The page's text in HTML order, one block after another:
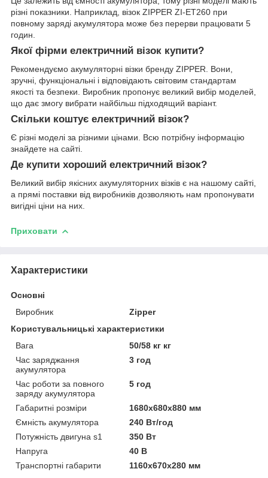
різні показники. Наприклад, візок ZIPPER ZI-ET260 при
повному заряді акумулятора може без перерви працювати 5
годин.
Якої фірми електричний візок купити?
Рекомендуємо акумуляторні візки бренду ZIPPER. Вони,
зручні, функціональні і відповідають світовим стандартам
якості та безпеки. Виробник пропонує великий вибір моделей,
що дає змогу вибрати найбільш підходящий варіант.
Скільки коштує електричний візок?
Є різні моделі за різними цінами. Всю потрібну інформацію
знайдете на сайті.
Де купити хороший електричний візок?
Великий вибір якісних акумуляторних візків є на нашому сайті,
а прямі поставки від виробників дозволяють нам пропонувати
вигідні ціни на них.
Приховати
Характеристики
Основні
Виробник
Zipper
Користувальницькі характеристики
Вага
50/58 кг кг
Час заряджання
акумулятора
3 год
Час роботи за повного
заряду акумулятора
5 год
Габаритні розміри
1680x680x880 мм
Ємність акумулятора
240 Вт/год
Потужність двигуна s1
350 Вт
Напруга
40 В
Транспортні габарити
1160х670х280 мм